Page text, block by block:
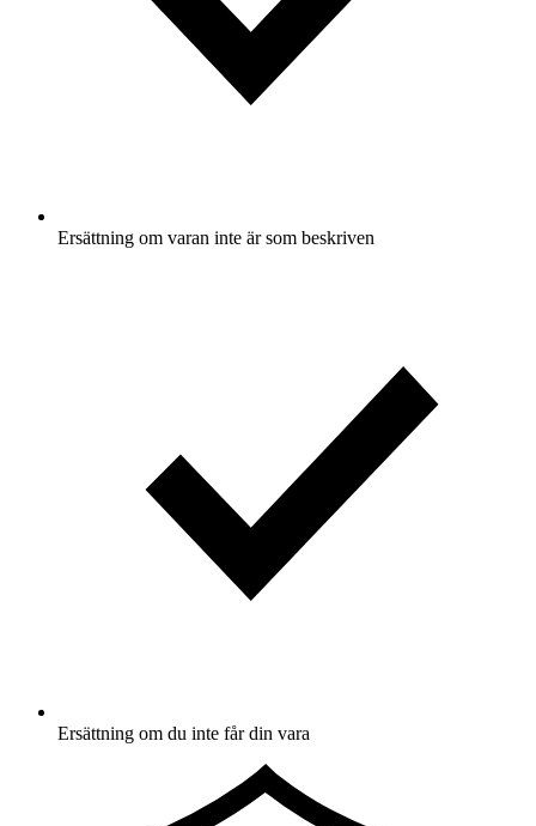
Ersättning om varan inte är som beskriven
Ersättning om du inte får din vara